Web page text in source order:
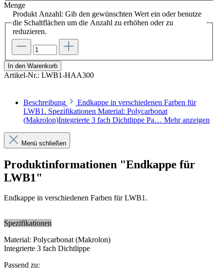
Menge
Produkt Anzahl: Gib den gewünschten Wert ein oder benutze
die Schaltflächen um die Anzahl zu erhöhen oder zu
reduzieren.
In den Warenkorb
Artikel-Nr.: LWB1-HAA300
Beschreibung
Endkappe in verschiedenen Farben für
LWB1. Spezifikationen Material: Polycarbonat
(Makrolon)Integrierte 3 fach Dichtlippe Pa… Mehr anzeigen
Menü schließen
Produktinformationen "Endkappe für
LWB1"
Endkappe in verschiedenen Farben für LWB1.
Spezifikationen
Material: Polycarbonat (Makrolon)
Integrierte 3 fach Dichtlippe
Passend zu: